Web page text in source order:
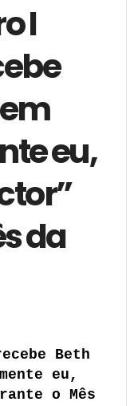
I
eu,
da
Beth
eu,
o Mês